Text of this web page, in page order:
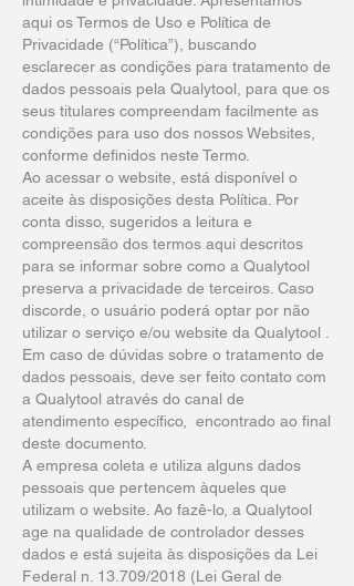
aqui os Termos de Uso e Política de
Privacidade (“Política”), buscando
esclarecer as condições para tratamento de
dados pessoais pela Qualytool, para que os
seus titulares compreendam facilmente as
condições para uso dos nossos Websites,
conforme definidos neste Termo.
Ao acessar o website, está disponível o
aceite às disposições desta Política. Por
conta disso, sugeridos a leitura e
compreensão dos termos aqui descritos
para se informar sobre como a Qualytool
preserva a privacidade de terceiros. Caso
discorde, o usuário poderá optar por não
utilizar o serviço e/ou website da Qualytool .
Em caso de dúvidas sobre o tratamento de
dados pessoais, deve ser feito contato com
a Qualytool através do canal de
atendimento específico, encontrado ao final
deste documento.
A empresa coleta e utiliza alguns dados
pessoais que pertencem àqueles que
utilizam o website. Ao fazê-lo, a Qualytool
age na qualidade de controlador desses
dados e está sujeita às disposições da Lei
Federal n. 13.709/2018 (Lei Geral de